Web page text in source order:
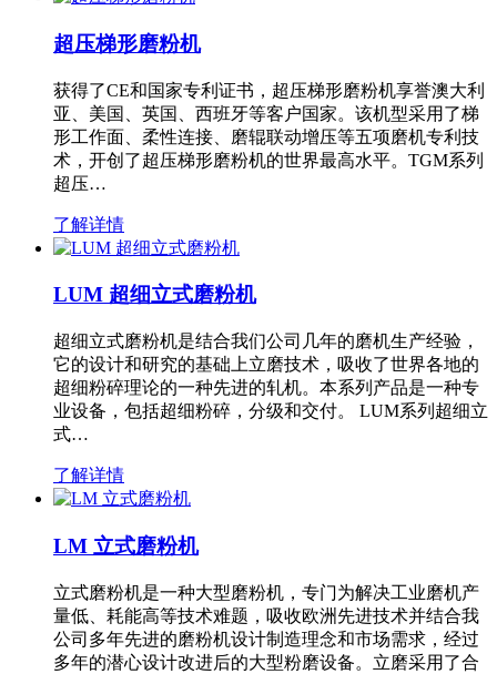
超压梯形磨粉机
获得了CE和国家专利证书，超压梯形磨粉机享誉澳大利
亚、美国、英国、西班牙等客户国家。该机型采用了梯
形工作面、柔性连接、磨辊联动增压等五项磨机专利技
术，开创了超压梯形磨粉机的世界最高水平。TGM系列
超压…
了解详情
LUM 超细立式磨粉机
超细立式磨粉机是结合我们公司几年的磨机生产经验，
它的设计和研究的基础上立磨技术，吸收了世界各地的
超细粉碎理论的一种先进的轧机。本系列产品是一种专
业设备，包括超细粉碎，分级和交付。 LUM系列超细立
式…
了解详情
LM 立式磨粉机
立式磨粉机是一种大型磨粉机，专门为解决工业磨机产
量低、耗能高等技术难题，吸收欧洲先进技术并结合我
公司多年先进的磨粉机设计制造理念和市场需求，经过
多年的潜心设计改进后的大型粉磨设备。立磨采用了合